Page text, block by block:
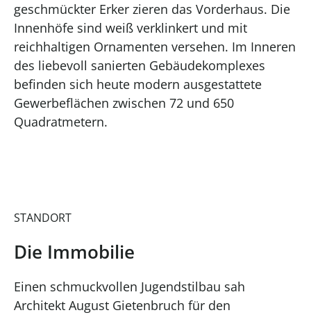
geschmückter Erker zieren das Vorderhaus. Die
Innenhöfe sind weiß verklinkert und mit
reichhaltigen Ornamenten versehen. Im Inneren
des liebevoll sanierten Gebäudekomplexes
befinden sich heute modern ausgestattete
Gewerbeflächen zwischen 72 und 650
Quadratmetern.
STANDORT
Die Immobilie
Einen schmuckvollen Jugendstilbau sah
Architekt August Gietenbruch für den